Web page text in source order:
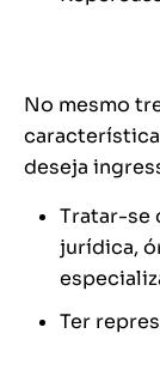
No mesmo
deseja
Tratar-se
jurídica,
Ter